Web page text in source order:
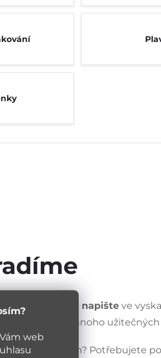
web
klidně nám napište ve
, kde najdete mnoho
systémech? Potřebujete